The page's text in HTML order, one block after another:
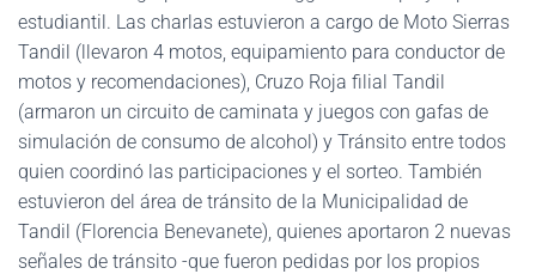
estudiantil. Las charlas estuvieron a cargo de Moto Sierras
Tandil (llevaron 4 motos, equipamiento para conductor de
motos y recomendaciones), Cruzo Roja filial Tandil
(armaron un circuito de caminata y juegos con gafas de
simulación de consumo de alcohol) y Tránsito entre todos
quien coordinó las participaciones y el sorteo. También
estuvieron del área de tránsito de la Municipalidad de
Tandil (Florencia Benevanete), quienes aportaron 2 nuevas
señales de tránsito -que fueron pedidas por los propios